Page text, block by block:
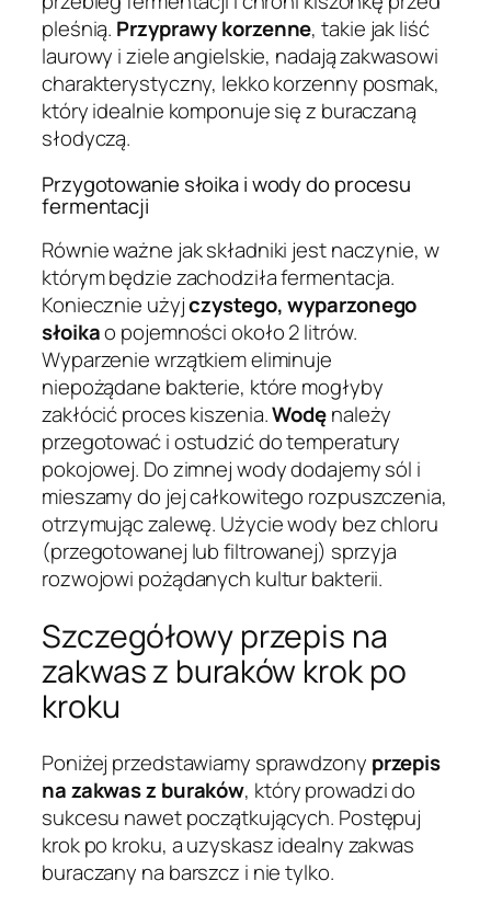
pleśnią. Przyprawy korzenne, takie jak liść
laurowy i ziele angielskie, nadają zakwasowi
charakterystyczny, lekko korzenny posmak,
który idealnie komponuje się z buraczaną
słodyczą.
Przygotowanie słoika i wody do procesu
fermentacji
Równie ważne jak składniki jest naczynie, w
którym będzie zachodziła fermentacja.
Koniecznie użyjczystego, wyparzonego
słoikao pojemności około 2 litrów.
Wyparzenie wrzątkiem eliminuje
niepożądane bakterie, które mogłyby
zakłócić proces kiszenia.Wodęnależy
przegotować i ostudzić do temperatury
pokojowej. Do zimnej wody dodajemy sól i
mieszamy do jej całkowitego rozpuszczenia,
otrzymując zalewę. Użycie wody bez chloru
(przegotowanej lub filtrowanej) sprzyja
rozwojowi pożądanych kultur bakterii.
Szczegółowy przepis na
zakwas z buraków krok po
kroku
Poniżej przedstawiamy sprawdzony przepis
na zakwas z buraków, który prowadzi do
sukcesu nawet początkujących. Postępuj
krok po kroku, a uzyskasz idealny zakwas
buraczany na barszcz i nie tylko.